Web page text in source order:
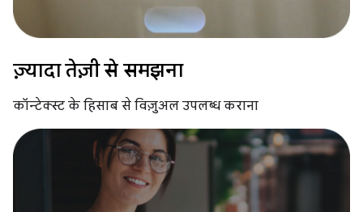
ज़्यादा तेज़ी से समझना
कॉन्टेक्स्ट के हिसाब से विज़ुअल उपलब्ध कराना